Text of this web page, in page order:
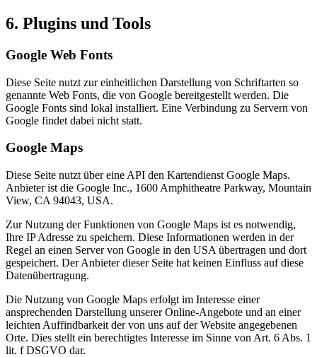
6. Plugins und Tools
Google Web Fonts
Diese Seite nutzt zur einheitlichen Darstellung von Schriftarten so
genannte Web Fonts, die von Google bereitgestellt werden. Die
Google Fonts sind lokal installiert. Eine Verbindung zu Servern von
Google findet dabei nicht statt.
Google Maps
Diese Seite nutzt über eine API den Kartendienst Google Maps.
Anbieter ist die Google Inc., 1600 Amphitheatre Parkway, Mountain
View, CA 94043, USA.
Zur Nutzung der Funktionen von Google Maps ist es notwendig,
Ihre IP Adresse zu speichern. Diese Informationen werden in der
Regel an einen Server von Google in den USA übertragen und dort
gespeichert. Der Anbieter dieser Seite hat keinen Einfluss auf diese
Datenübertragung.
Die Nutzung von Google Maps erfolgt im Interesse einer
ansprechenden Darstellung unserer Online-Angebote und an einer
leichten Auffindbarkeit der von uns auf der Website angegebenen
Orte. Dies stellt ein berechtigtes Interesse im Sinne von Art. 6 Abs. 1
lit. f DSGVO dar.